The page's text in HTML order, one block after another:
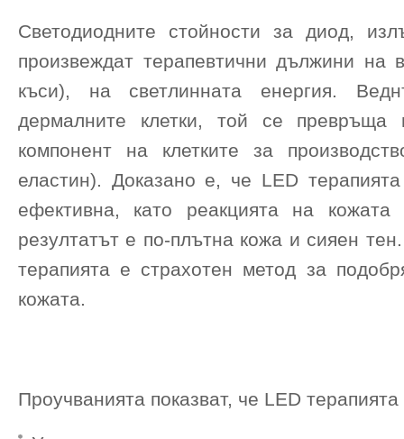
Светодиодните стойности за диод,
произвеждат терапевтични дължини на
къси), на светлинната енергия.
дермалните клетки, той се
компонент на клетките за
еластин). Доказано е, че LED
ефективна, като реакцията на
резултатът е по-плътна кожа и сияен
терапията е страхотен метод за
кожата.
Проучванията показват, че LED